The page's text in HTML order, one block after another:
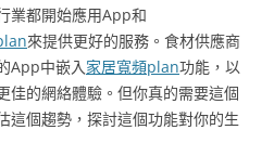
業都開始應用App和
來提供更好的服務。食材供應商
App中嵌入家居寬頻plan功能，以
佳的網絡體驗。但你真的需要這個
這個趨勢，探討這個功能對你的生